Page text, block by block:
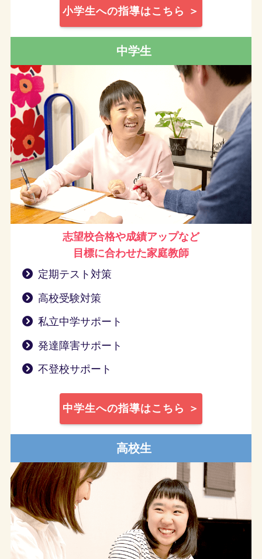
小学生への指導はこちら ＞
中学生
志望校合格や成績アップなど
目標に合わせた家庭教師
定期テスト対策
高校受験対策
私立中学サポート
発達障害サポート
不登校サポート
中学生への指導はこちら ＞
高校生